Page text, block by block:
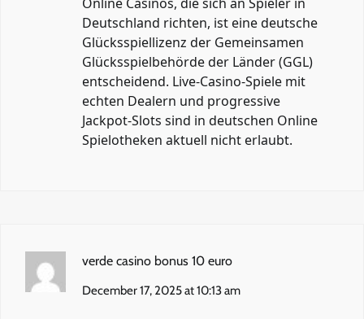
Deutschland richten, ist eine deutsche
Glücksspiellizenz der Gemeinsamen
Glücksspielbehörde der Länder (GGL)
entscheidend. Live‑Casino‑Spiele mit
echten Dealern und progressive
Jackpot‑Slots sind in deutschen Online
Spielotheken aktuell nicht erlaubt.
verde casino bonus 10 euro
December 17, 2025 at 10:13 am